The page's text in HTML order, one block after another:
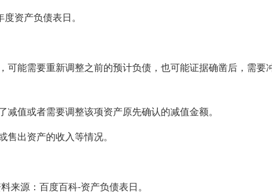
资产负债表日。
能需要重新调整之前的预计负债，也可能证据确凿后，需要
值或者需要调整该项资产原先确认的减值金额。
出资产的收入等情况。
来源：百度百科-资产负债表日。